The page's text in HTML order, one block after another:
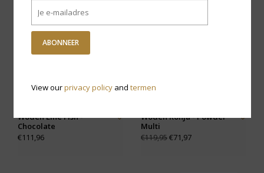
Woden Line Fish -
Chocolate
€111,96
Woden Ronja - Powder
Multi
€119,95€71,97
ABONNEER
View ourprivacy policyand termen